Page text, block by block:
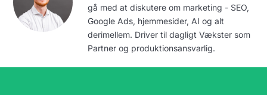
gå med at diskutere om marketing - SEO,
Google Ads, hjemmesider, AI og alt
derimellem. Driver til dagligt Vækster som
Partner og produktionsansvarlig.